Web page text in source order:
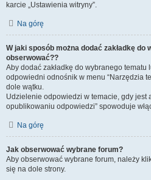
karcie „Ustawienia witryny”.
Na górę
W jaki sposób można dodać zakładkę do
obserwować??
Aby dodać zakładkę do wybranego
odpowiedni odnośnik w menu “Narzędzia
dole wątku.
Udzielenie odpowiedzi w temacie, gdy jest
opublikowaniu odpowiedzi” spowoduje
Na górę
Jak obserwować wybrane forum?
Aby obserwować wybrane forum, należy
się na dole strony.